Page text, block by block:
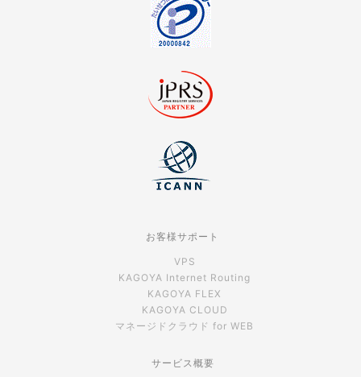
お客様サポート
VPS
KAGOYA Internet Routing
KAGOYA FLEX
KAGOYA CLOUD
マネージドクラウド for WEB
サービス概要